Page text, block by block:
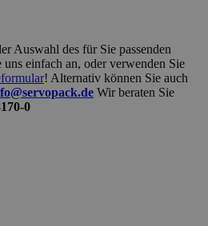
Auswahl des für Sie passenden
einfach an, oder verwenden Sie
! Alternativ können Sie auch
Wir beraten Sie
0